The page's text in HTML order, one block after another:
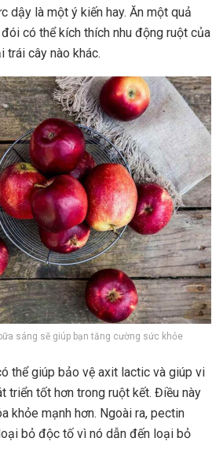
dậy là một ý kiến hay. Ăn một quả
có thể kích thích nhu động ruột của
trái cây nào khác.
sáng sẽ giúp bạn tăng cường sức khỏe
thể giúp bảo vệ axit lactic và giúp vi
triển tốt hơn trong ruột kết. Điều này
khỏe mạnh hơn. Ngoài ra, pectin
bỏ độc tố vì nó dẫn đến loại bỏ